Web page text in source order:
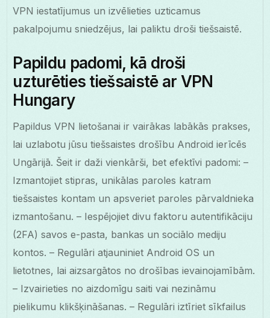
VPN iestatījumus un izvēlieties uzticamus
pakalpojumu sniedzējus, lai paliktu droši tiešsaistē.
Papildu padomi, kā droši
uzturēties tiešsaistē ar VPN
Hungary
Papildus VPN lietošanai ir vairākas labākās prakses,
lai uzlabotu jūsu tiešsaistes drošību Android ierīcēs
Ungārijā. Šeit ir daži vienkārši, bet efektīvi padomi: –
Izmantojiet stipras, unikālas paroles katram
tiešsaistes kontam un apsveriet paroles pārvaldnieka
izmantošanu. – Iespējojiet divu faktoru autentifikāciju
(2FA) savos e-pasta, bankas un sociālo mediju
kontos. – Regulāri atjauniniet Android OS un
lietotnes, lai aizsargātos no drošības ievainojamībām.
– Izvairieties no aizdomīgu saiti vai nezināmu
pielikumu klikšķināšanas. – Regulāri iztīriet sīkfailus